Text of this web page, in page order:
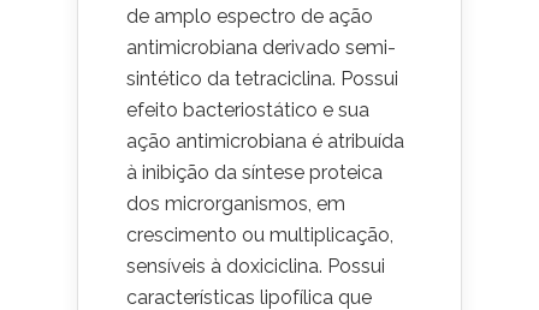
de amplo espectro de ação
antimicrobiana derivado semi-
sintético da tetraciclina. Possui
efeito bacteriostático e sua
ação antimicrobiana é atribuída
à inibição da síntese proteica
dos microrganismos, em
crescimento ou multiplicação,
sensíveis à doxiciclina. Possui
características lipofílica que